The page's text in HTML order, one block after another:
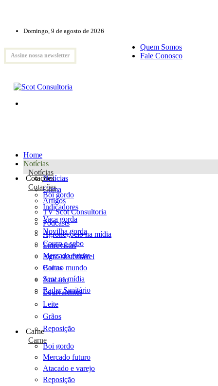
Domingo, 9 de agosto de 2026
Assine nossa newsletter
Quem Somos
Fale Conosco
Home
Notícias
Notícias
Notícias
Clima
Artigos
TV Scot Consultoria
Podcasts
Agronegócio na mídia
Entrevistas
Agro sustentável
Cartas
Scot na mídia
Radar Sanitário
Cotações
Cotações
Boi gordo
Indicadores
Vaca gorda
Novilha gorda
Couro e sebo
Mercado futuro
Boi no mundo
Atacado
Equivalentes
Leite
Grãos
Reposição
Carne
Carne
Boi gordo
Mercado futuro
Atacado e varejo
Reposição